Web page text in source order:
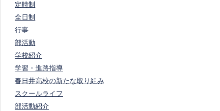
定時制
全日制
行事
部活動
学校紹介
学習・進路指導
春日井高校の新たな取り組み
スクールライフ
部活動紹介